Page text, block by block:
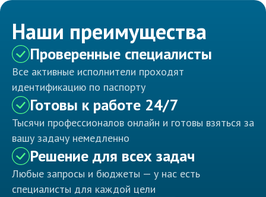
Наши преимущества
Проверенные специалисты
Все активные исполнители проходят
идентификацию по паспорту
Готовы к работе 24/7
Тысячи профессионалов онлайн и готовы взяться за
вашу задачу немедленно
Решение для всех задач
Любые запросы и бюджеты — у нас есть
специалисты для каждой цели